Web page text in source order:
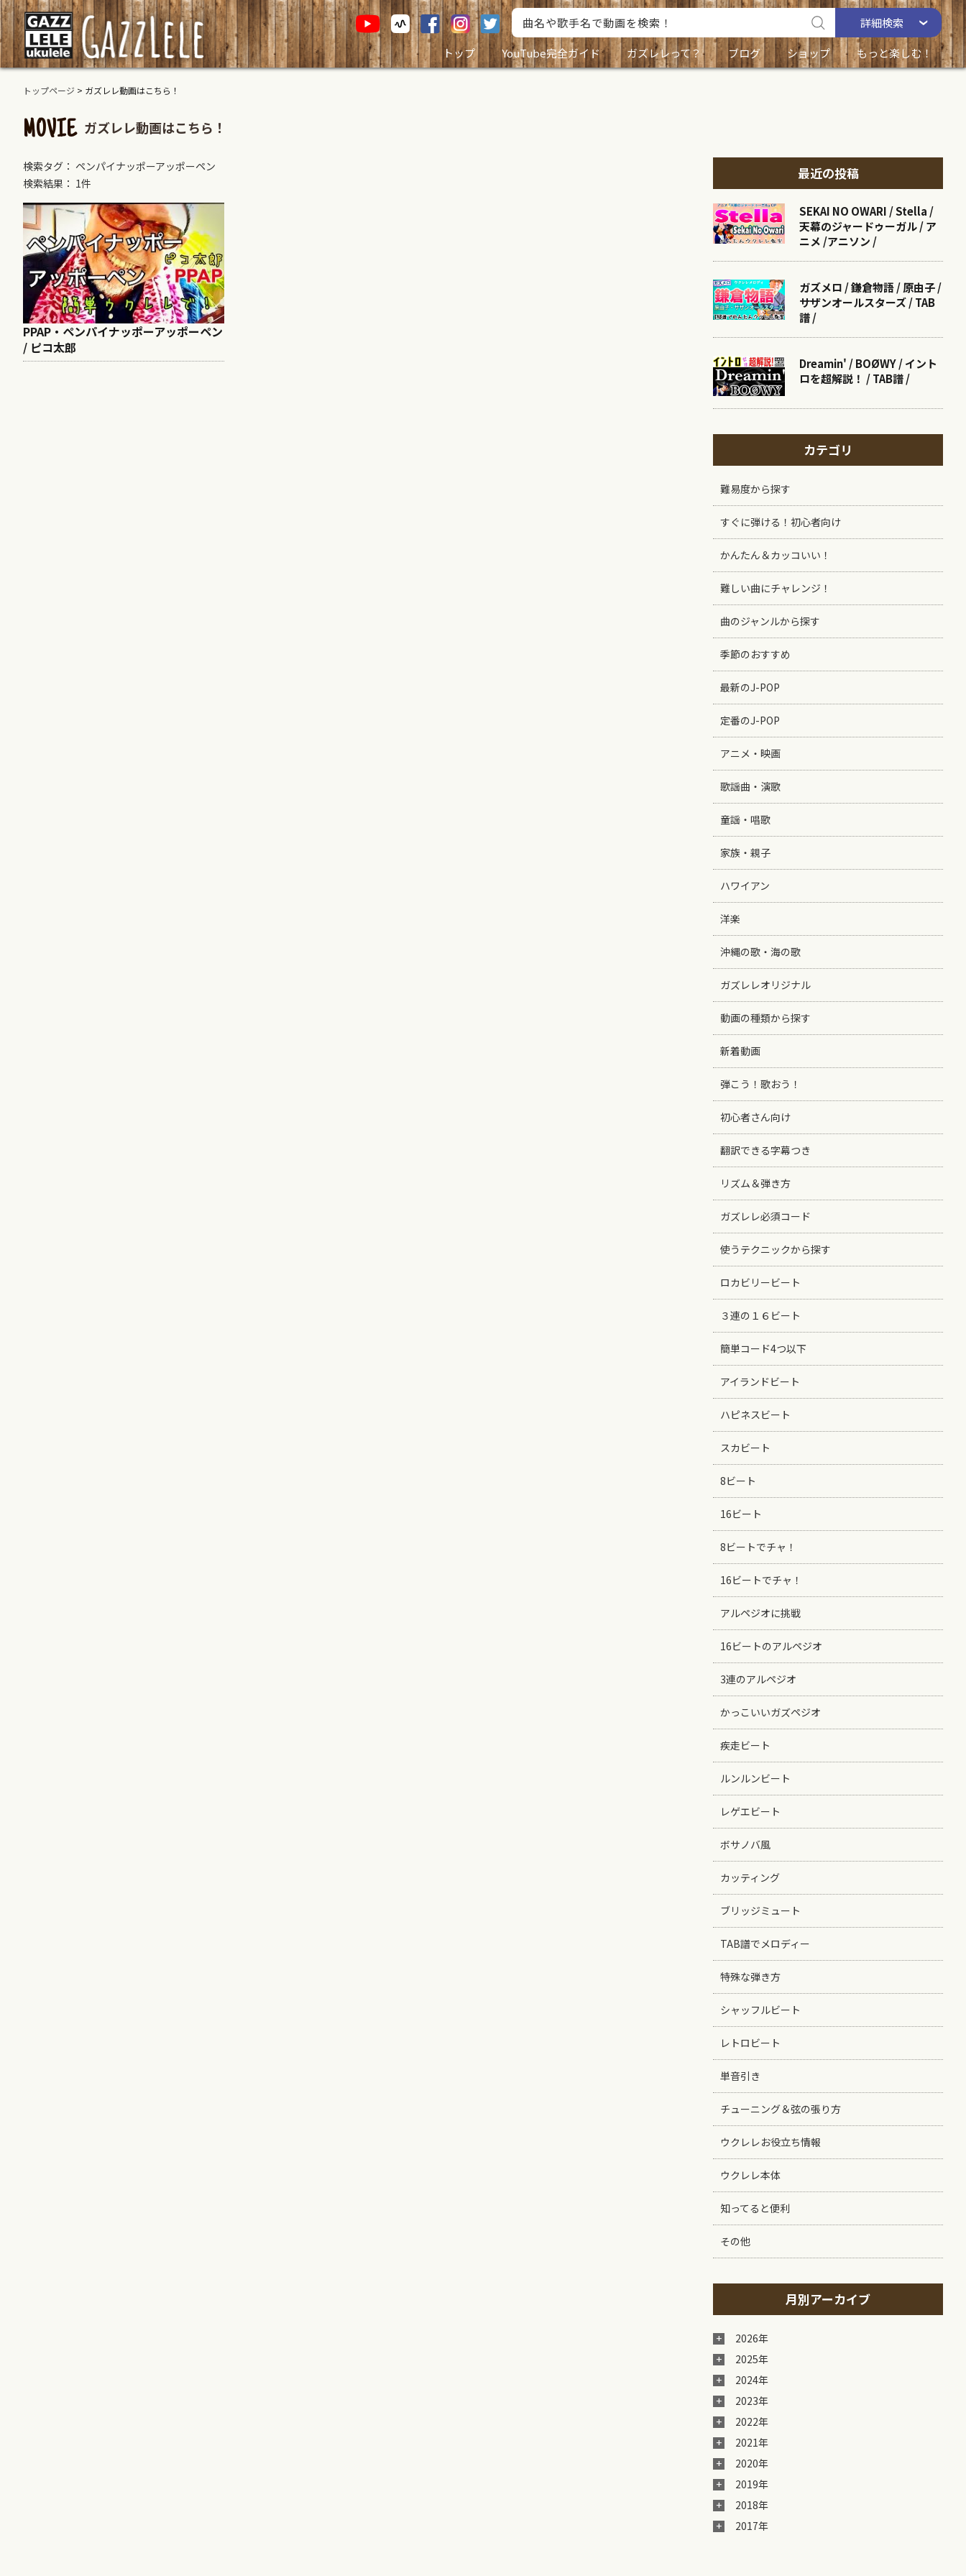
詳細検索
トップ
YouTube完全ガイド ガズレレって？ ブログ ショップ もっと楽しむ！
トップページ > ガズレレ動画はこちら！
MOVIE ガズレレ動画はこちら！
検索タグ： ペンパイナッポーアッポーペン
検索結果： 1件
PPAP・ペンパイナッポーアッポーペン
/ ピコ太郎
最近の投稿
SEKAI NO OWARI / Stella /
天幕のジャードゥーガル / ア
ニメ /アニソン /
ガズメロ / 鎌倉物語 / 原由子 /
サザンオールスターズ / TAB
譜 /
Dreamin' / BOØWY / イント
ロを超解説！ / TAB譜 /
カテゴリ
難易度から探す
すぐに弾ける！初心者向け
かんたん＆カッコいい！
難しい曲にチャレンジ！
曲のジャンルから探す
季節のおすすめ
最新のJ-POP
定番のJ-POP
アニメ・映画
歌謡曲・演歌
童謡・唱歌
家族・親子
ハワイアン
洋楽
沖縄の歌・海の歌
ガズレレオリジナル
動画の種類から探す
新着動画
弾こう！歌おう！
初心者さん向け
翻訳できる字幕つき
リズム＆弾き方
ガズレレ必須コード
使うテクニックから探す
ロカビリービート
３連の１６ビート
簡単コード4つ以下
アイランドビート
ハピネスビート
スカビート
8ビート
16ビート
8ビートでチャ！
16ビートでチャ！
アルペジオに挑戦
16ビートのアルペジオ
3連のアルペジオ
かっこいいガズペジオ
疾走ビート
ルンルンビート
レゲエビート
ボサノバ風
カッティング
ブリッジミュート
TAB譜でメロディー
特殊な弾き方
シャッフルビート
レトロビート
単音引き
チューニング＆弦の張り方
ウクレレお役立ち情報
ウクレレ本体
知ってると便利
その他
月別アーカイブ
2026年
2025年
2024年
2023年
2022年
2021年
2020年
2019年
2018年
2017年